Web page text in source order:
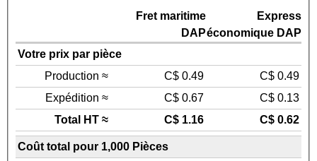
Fret maritime
DAP
Express
économique DAP
Votre prix par pièce
Production ≈
C$ 0.49
C$ 0.49
Expédition ≈
C$ 0.67
C$ 0.13
Total HT ≈
C$ 1.16 C$ 0.62
Coût total pour 1,000 Pièces